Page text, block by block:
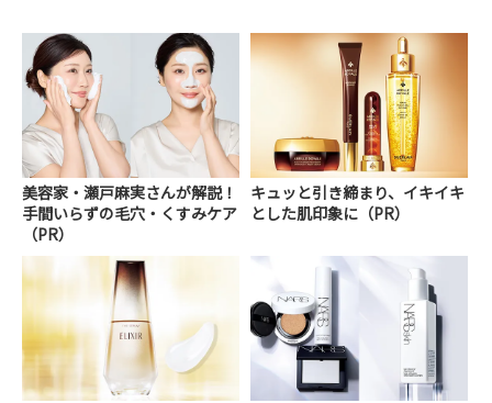
美容家・瀬戸麻実さんが解説！
手間いらずの毛穴・くすみケア
（PR）
キュッと引き締まり、イキイキ
とした肌印象に（PR）